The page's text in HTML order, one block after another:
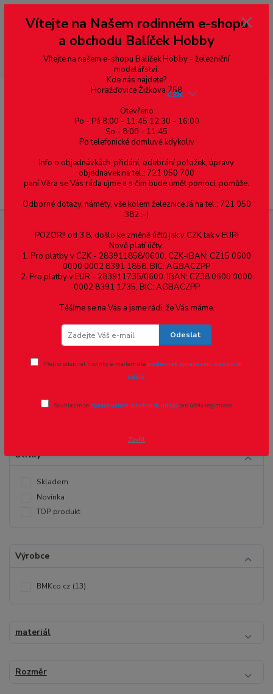
--- pro zákazníky ze Slovenska a jiných zemí, pokud chcete platit v eurech
přepněte si e-shop na euro 💶 pro přepočet měny - pravý horní roh ---
dobírky – pokud si z nějakého důvodu zásilku nevyzvednete, bude po
domluvě zaslána znovu s opětovnou platbou za poštovné, v opačném
případě bude zrušena a účet přidán na blacklist a rušeny následující
objednávky.
Menu
CZK
Stavební
Kč Kč
Štítky
Skladem
Novinka
TOP produkt
Výrobce
BMKco.cz (13)
materiál
Rozměr
Vítejte na Našem rodinném e-shopu
a obchodu Balíček Hobby
Vítejte na našem e-shopu Balíček Hobby - železniční
modelářství.
Kde nás najdete?
Horažďovice Žižkova 758
Otevřeno
Po - Pá 8:00 - 11:45 12:30 - 16:00
So - 8:00 - 11:45
Po telefonické domluvě kdykoliv
Info o objednávkách, přidání, odebrání položek, úpravy
objednávek na tel.: 721 050 700
paní Věra se Vás ráda ujme a s čím bude umět pomoci, pomůže.
Odborné dotazy, náměty, vše kolem železnice Já na tel.: 721 050
382 :-)
POZOR!! od 3.8. došlo ke změně účtů jak v CZK tak v EUR!
Nově platí účty:
1. Pro platby v CZK - 283911858/0600, CZK-IBAN: CZ15 0600
0000 0002 8391 1858, BIC: AGBACZPP
2. Pro platby v EUR - 283911735/0600, IBAN: CZ38 0600 0000
0002 8391 1735, BIC: AGBACZPP
Těšíme se na Vás a jsme rádi, že Vás máme.
Odeslat
Přeji si odebírat novinky e-mailem dlepodmínek zpracování osobních
údajů.
Souhlasím se zpracováním osobních údajů pro účely registrace.
Zavřít